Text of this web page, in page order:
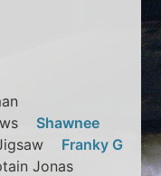
Shawnee
Franky G
Jonas